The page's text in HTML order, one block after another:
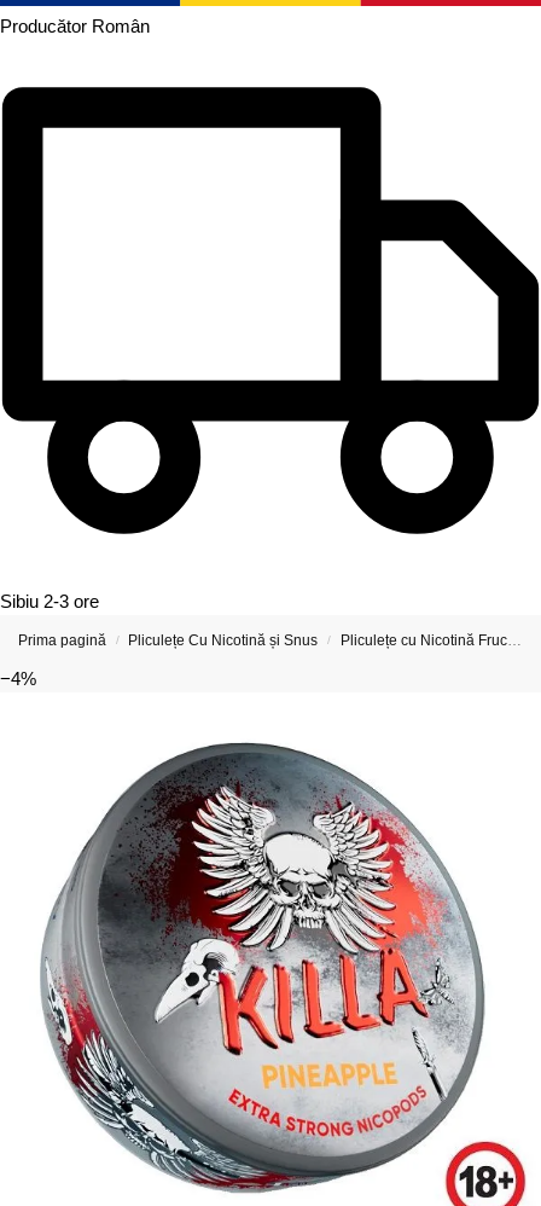
Producător Român
Sibiu 2-3 ore
Prima pagină / Pliculețe Cu Nicotină și Snus / Pliculețe cu Nicotină Fructate
−4%